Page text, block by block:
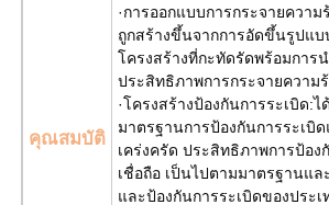
คุณสมบัติ
·การออกแบบการกระจายความ
ถูกสร้างขึ้นจากการอัดขึ้นรูปแ
โครงสร้างที่กะทัดรัดพร้อมการ
ประสิทธิภาพการกระจายความ
·โครงสร้างป้องกันการระเบิด:
มาตรฐานการป้องกันการระเบิด
เคร่งครัด ประสิทธิภาพการป้อง
เชื่อถือ เป็นไปตามมาตรฐานแล
และป้องกันการระเบิดของประเ